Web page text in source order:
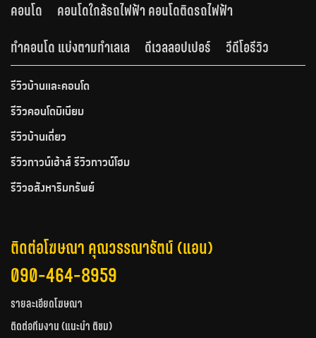
คอนโด
คอนโดใกล้รถไฟฟ้า คอนโดติดรถไฟฟ้า
ทำคอนโด แบ่งตามทำเลเล
ดีเวลลอปเปอร์ วีดีโอรีวิว
รีวิวบ้านและคอนโด
รีวิวคอนโดมิเนียม
รีวิวบ้านเดี่ยว
รีวิวทาวน์เฮ้าส์ รีวิวทาวน์โฮม
รีวิวอสังหาริมทรัพย์
ติดต่อโฆษณา คุณวรรณารัตน์ (แอน)
090-464-8959
รายละเอียดโฆษณา
ติดต่อทีมงาน (แนะนำ ติชม)